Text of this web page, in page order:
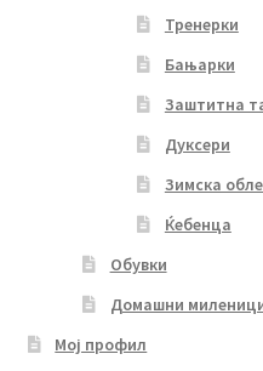
Тренерки
Бањарки
Заштитна
Дуксери
Зимска
Ќебенца
Обувки
Домашни
Мој профил